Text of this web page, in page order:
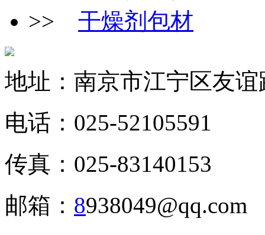
>> 干燥剂包材
地址：南京市江宁区友谊
电话：025-52105591
传真：025-83140153
邮箱： 8938049@qq.com